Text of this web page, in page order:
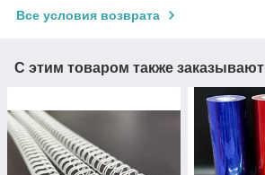
Все условия возврата
С этим товаром также заказывают